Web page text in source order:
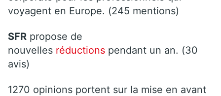
voyagent en Europe. (245 mentions)
SFR propose de
nouvelles réductions pendant un an. (30
avis)
1270 opinions portent sur la mise en avant